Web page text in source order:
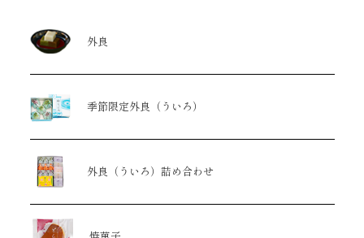
外良
季節限定外良（ういろ）
外良（ういろ）詰め合わせ